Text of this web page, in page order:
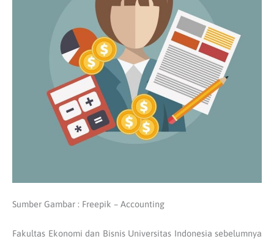
Sumber Gambar : Freepik – Accounting
Fakultas Ekonomi dan Bisnis Universitas Indonesia sebelumnya